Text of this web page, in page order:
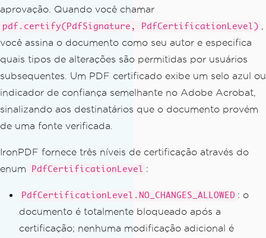
lice Johnson");
        signature
.setSigningLocation
("Chicago, IL");
        signature
setSigningReason
// Open the signature image fi
le and attach it to the signature
FileInputStream
        signature
.setSignatureImage( im
ageStream );
// Apply the digital signature
signDigitalSignature
signa
ture);
aprovação. Quando você chamar
pdf.certify(PdfSignature, PdfCertificationLevel) ,
você assina o documento como seu autor e especifica
quais tipos de alterações são permitidas por usuários
subsequentes. Um PDF certificado exibe um selo azul ou
indicador de confiança semelhante no Adobe Acrobat,
sinalizando aos destinatários que o documento provém
de uma fonte verificada.
IronPDF fornece três níveis de certificação através do
enum
PdfCertificationLevel :
PdfCertificationLevel.NO_CHANGES_ALLOWED : o
documento é totalmente bloqueado após a
certificação; nenhuma modificação adicional é